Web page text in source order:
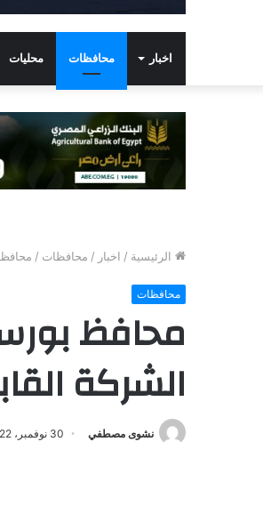
اخبار محافظات محليات
الرئيسية / اخبار / محافظات /
محافظات
محافظ
الشركة
نشوى مصطفي 30 نوفمبر، 2022